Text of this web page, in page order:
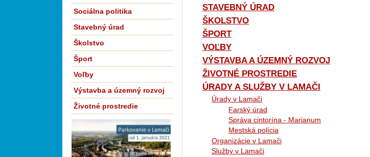
STAVEBNÝ ÚRAD
ŠKOLSTVO
ŠPORT
VOĽBY
VÝSTAVBA A ÚZEMNÝ ROZVOJ
ŽIVOTNÉ PROSTREDIE
ÚRADY A SLUŽBY V LAMAČI
Úrady v Lamači
Farský úrad
Správa cintorína - Marianum
Mestská polícia
Organizácie v Lamači
Služby v Lamači
Sociálna politika
Stavebný úrad
Školstvo
Šport
Voľby
Výstavba a územný rozvoj
Životné prostredie